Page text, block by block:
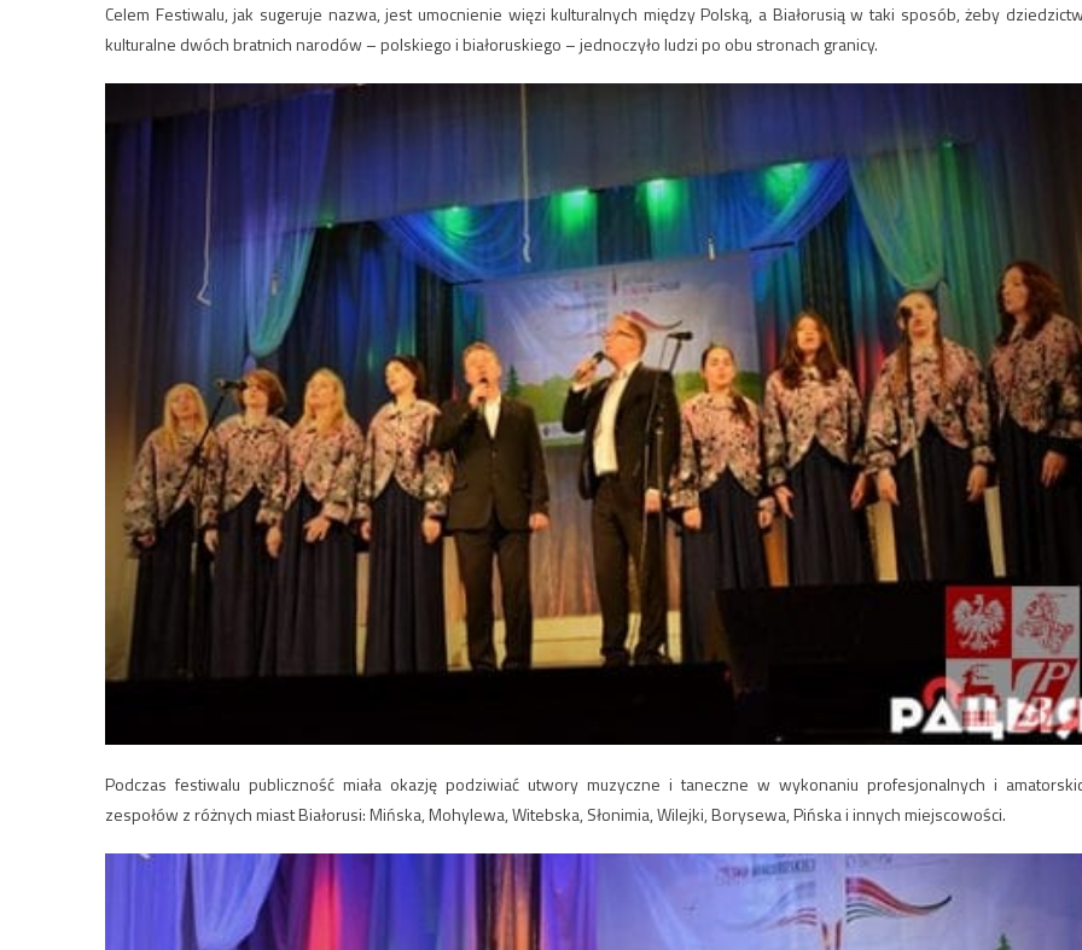
Celem Festiwalu, jak sugeruje nazwa, jest umocnienie więzi kulturalnych między Polską, a Białorusią w taki sposób, żeby
kulturalne dwóch bratnich narodów – polskiego i białoruskiego – jednoczyło ludzi po obu stronach granicy.
Podczas festiwalu publiczność miała okazję podziwiać utwory muzyczne i taneczne w wykonaniu profesjonalnych i
zespołów z różnych miast Białorusi: Mińska, Mohylewa, Witebska, Słonimia, Wilejki, Borysewa, Pińska i innych miejscowości.